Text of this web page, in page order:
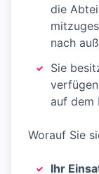
die
nach
Sie
auf dem
Worauf Sie
Ihr